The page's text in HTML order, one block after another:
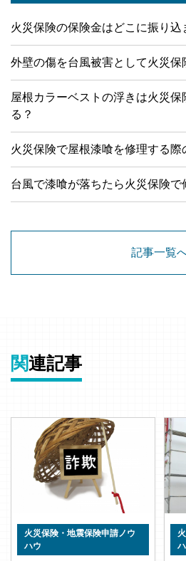
火災保険の保険金はどこに振り込
外壁の傷を台風被害として火災保
屋根カラーベストの浮きは火災保
る？
火災保険で屋根漆喰を修理する際
台風で漆喰が落ちたら火災保険で
記事一覧
関連記事
火災保険・地震保険申請ノウ
ハウ